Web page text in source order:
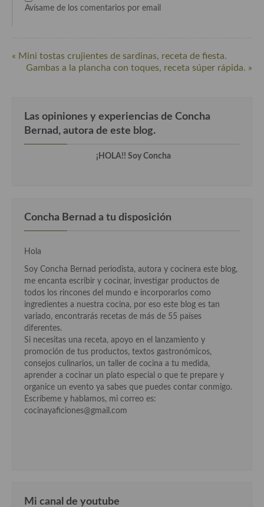
Cocina portuguesa
Cocina Sueca
Cocina Suiza
Avísame de los comentarios por email
« Mini tostas crujientes de sardinas, receta de fiesta.
Gambas a la plancha con toques, receta súper rápida. »
Las opiniones y experiencias de Concha
Bernad, autora de este blog.
¡HOLA!! Soy Concha
Concha Bernad a tu disposición
Hola
Soy Concha Bernad periodista, autora y cocinera este blog,
me encanta escribir y cocinar, investigar productos de
todos los rincones del mundo e incorporarlos como
ingredientes a nuestra cocina, por eso este blog es tan
variado, encontrarás recetas de más de 55 países
diferentes.
Si necesitas una receta, apoyo en el lanzamiento y
promoción de tus productos, textos gastronómicos,
consejos culinarios, un taller de cocina a tu medida,
aprender a cocinar un plato especial o que te prepare y
organice un evento ya sabes que puedes contar conmigo.
Escríbeme y hablamos, mi correo es:
cocinayaficiones@gmail.com
Mi canal de youtube